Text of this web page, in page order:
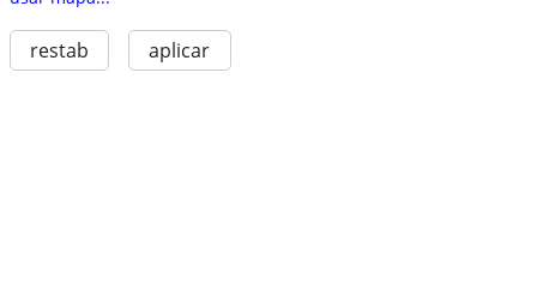
restab aplicar